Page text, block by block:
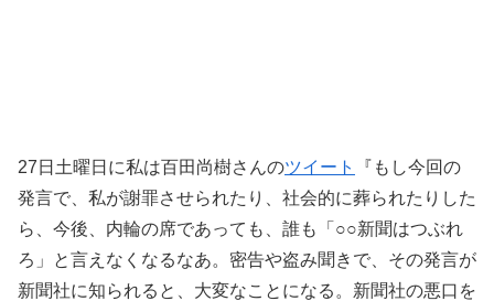
27日土曜日に私は百田尚樹さんのツイート
『もし今回の
発言で、私が謝罪させられたり、社会的に葬られたりした
ら、今後、内輪の席であっても、誰も「○○新聞はつぶれ
ろ」と言えなくなるなあ。密告や盗み聞きで、その発言が
新聞社に知られると、大変なことになる。新聞社の悪口を